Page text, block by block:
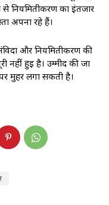
से नियमितीकरण का इंतजार
अपना रहे हैं।
और नियमितीकरण की
नहीं हुई है। उम्मीद की जा
मुहर लगा सकती है।